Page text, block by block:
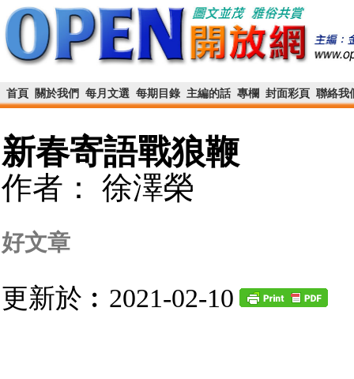
首頁 關於我們 每月文選 每期目錄 主編的話 專欄 封面彩頁 聯絡我
新春寄語戰狼鞭
作者： 徐澤榮
好文章
更新於︰2021-02-10